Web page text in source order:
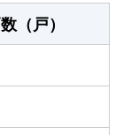
（戸）